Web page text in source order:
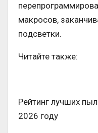
макросов,
подсветки.
Читайте также:
Рейтинг лучших
2026 году